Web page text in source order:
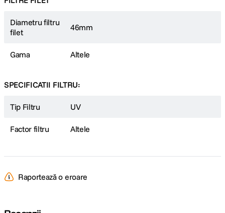
Diametru filtru
filet
46mm
Gama Altele
SPECIFICATII FILTRU:
Tip Filtru UV
Factor filtru Altele
Raportează o eroare